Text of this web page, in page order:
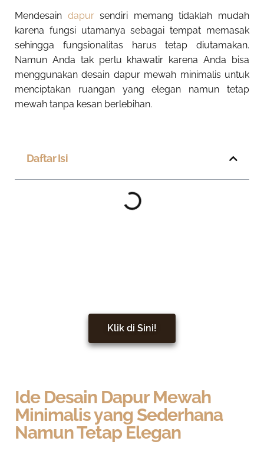
Mendesain dapursendiri memang tidaklah mudah
karena fungsi utamanya sebagai tempat memasak
sehingga fungsionalitas harus tetap diutamakan.
Namun Anda tak perlu khawatir karena Anda bisa
menggunakan desain dapur mewah minimalis untuk
menciptakan ruangan yang elegan namun tetap
mewah tanpa kesan berlebihan.
Daftar Isi
Klik di Sini!
Ide Desain Dapur Mewah
Minimalis yang Sederhana
Namun Tetap Elegan